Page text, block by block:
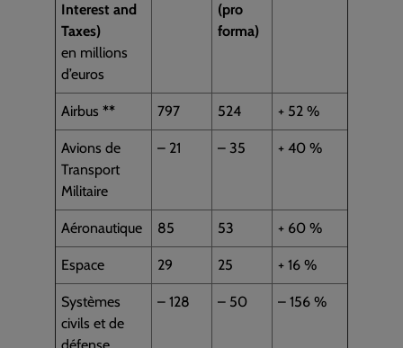
Interest and
Taxes)
en millions
d’euros
(pro
forma)
Airbus ** 797 524 + 52 %
Avions de
Transport
Militaire
– 21 – 35 + 40 %
Aéronautique 85 53 + 60 %
Espace 29 25 + 16 %
Systèmes
civils et de
– 128 – 50 – 156 %